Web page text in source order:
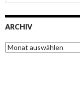
ARCHIV
Archiv